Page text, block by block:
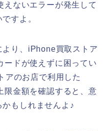
ないエラーが発生して
すよ。
り、iPhone買取ストア
ドが使えずに困ってい
アのお店で利用した
金額を確認すると、意
もしれませんよ♪